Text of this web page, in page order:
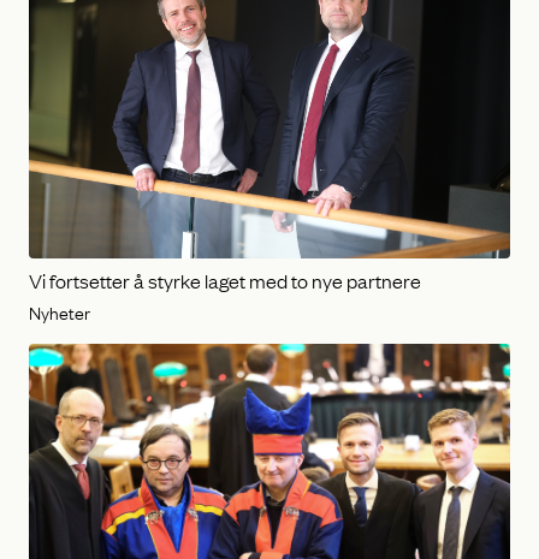
Vi fortsetter å styrke laget med to nye partnere
Nyheter